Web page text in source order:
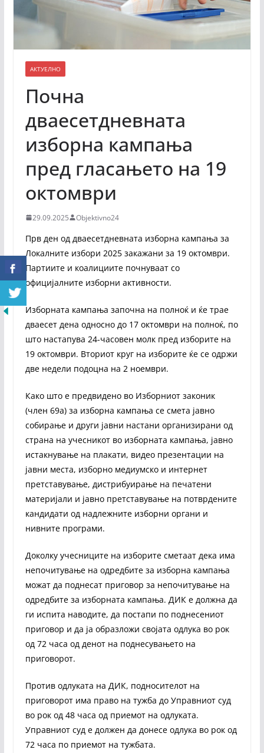
АКТУЕЛНО
Почна
дваесетдневната
изборна кампања
пред гласањето на 19
октомври
29.09.2025 Objektivno24
Прв ден од дваесетдневната изборна кампања за
Локалните избори 2025 закажани за 19 октомври.
Партиите и коалициите почнуваат со
официјалните изборни активности.
Изборната кампања започна на полноќ и ќе трае
дваесет дена односно до 17 октомври на полноќ, по
што настапува 24-часовен молк пред изборите на
19 октомври. Вториот круг на изборите ќе се одржи
две недели подоцна на 2 ноември.
Како што е предвидено во Изборниот законик
(член 69а) за изборна кампања се смета јавно
собирање и други јавни настани организирани од
страна на учесникот во изборната кампања, јавно
истакнување на плакати, видео презентации на
јавни места, изборно медиумско и интернет
претставување, дистрибуирање на печатени
материјали и јавно претставување на потврдените
кандидати од надлежните изборни органи и
нивните програми.
Доколку учесниците на изборите сметаат дека има
непочитување на одредбите за изборна кампања
можат да поднесат приговор за непочитување на
одредбите за изборната кампања. ДИК е должна да
ги испита наводите, да постапи по поднесениот
приговор и да ја образложи својата одлука во рок
од 72 часа од денот на поднесувањето на
приговорот.
Против одлуката на ДИК, подносителот на
приговорот има право на тужба до Управниот суд
во рок од 48 часа од приемот на одлуката.
Управниот суд е должен да донесе одлука во рок од
72 часа по приемот на тужбата.